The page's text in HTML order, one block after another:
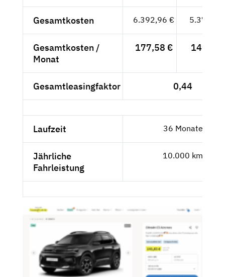
Gesamtkosten 6.392,96 € 5.372,24
Gesamtkosten /
Monat
177,58 € 149,23
Gesamtleasingfaktor 0,44
Laufzeit 36 Monate
Jährliche
Fahrleistung
10.000 km